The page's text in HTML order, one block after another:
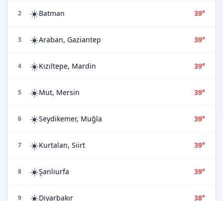
2 ☀️Batman 39°
3 ☀️Araban, Gaziantep 39°
4 ☀️Kızıltepe, Mardin 39°
5 ☀️Mut, Mersin 39°
6 ☀️Seydikemer, Muğla 39°
7 ☀️Kurtalan, Siirt 39°
8 ☀️Şanlıurfa 39°
9 ☀️Diyarbakır 38°